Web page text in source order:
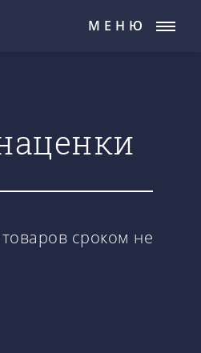
МЕНЮ
сроком не